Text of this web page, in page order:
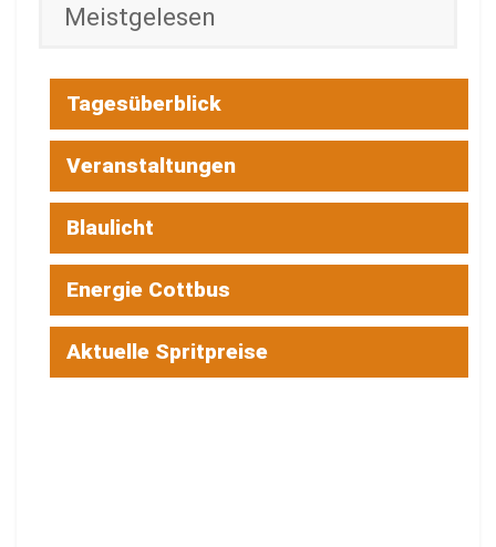
Meistgelesen
Tagesüberblick
Veranstaltungen
Blaulicht
Energie Cottbus
Aktuelle Spritpreise